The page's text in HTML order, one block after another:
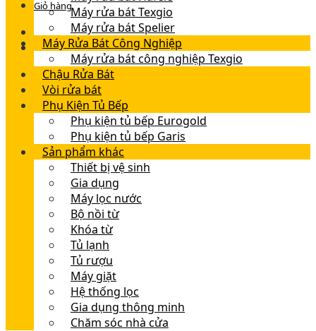
Giỏ hàngMáy rửa bát Texgio
Máy rửa bát Spelier
Máy Rửa Bát Công Nghiệp
Máy rửa bát công nghiệp Texgio
Chậu Rửa Bát
Vòi rửa bát
Phụ Kiện Tủ Bếp
Phụ kiện tủ bếp Eurogold
Phụ kiện tủ bếp Garis
Sản phẩm khác
Thiết bị vệ sinh
Gia dụng
Máy lọc nước
Bộ nồi từ
Khóa từ
Tủ lạnh
Tủ rượu
Máy giặt
Hệ thống lọc
Gia dụng thông minh
Chăm sóc nhà cửa